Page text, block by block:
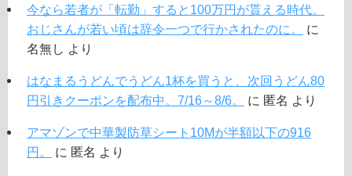
今なら若者が「転勤」すると100万円が貰える時代。
おじさんが若い頃は辞令一つで行かされたのに。
に
名無し より
はなまるうどんでうどん1杯を買うと、次回うどん80
円引きクーポンを配布中。7/16～8/6。
に 匿名 より
アマゾンで中華製防草シート10Mが半額以下の916
円。
に 匿名 より